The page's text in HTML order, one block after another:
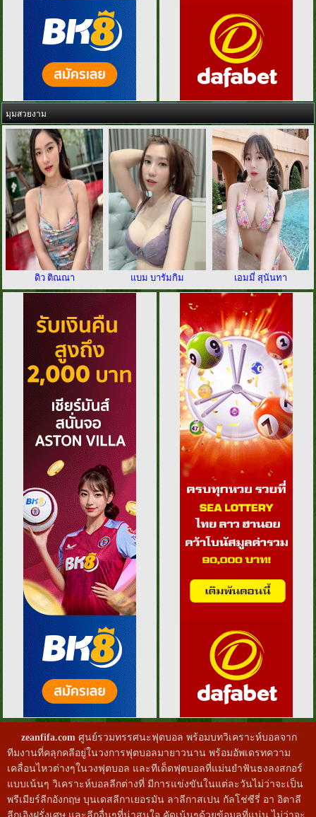
มุมสวยงาม
ดิว ติณณา แบม บารัมกิม เอมมี่ สุนันทา
zeanfifa.com ศูนย์รวมทรรศนะฟุตบอล พร้อมบทวิเคราะห์บอลจาก
ทีมงานที่คลุกคลีอยู่ในวงการฟุตบอลมายาวนาน พร้อมอัพเดรทความ
เคลื่อนไหวต่างๆในวงฟุตบอล และทีเด็ดฟุตบอลที่แม่นยำฟันธงลงสกอร์
แบบเน้นๆ วิเคราะห์บอลลีกต่างที่ มีการแข่งขันในแต่ละวันไม่ว่าจะเป็น
พรีเมียร์ลีกอังกฤษ บุนเดสลีกาเยอรมัน ลาลีกาสเปน กัลโช่ซีรี่ อา อิตาลี